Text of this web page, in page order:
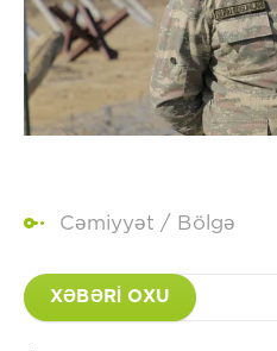
Cəmiyyət / Bölgə
XƏBƏRİ OXU